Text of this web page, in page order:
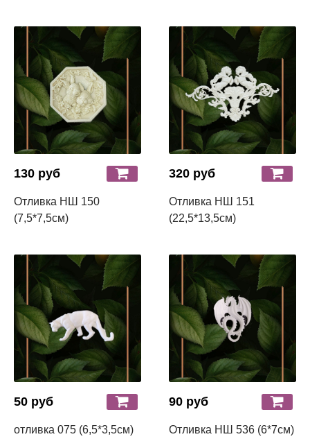
130 руб
Отливка НШ 150
(7,5*7,5см)
320 руб
Отливка НШ 151
(22,5*13,5см)
50 руб
отливка 075 (6,5*3,5см)
90 руб
Отливка НШ 536 (6*7см)